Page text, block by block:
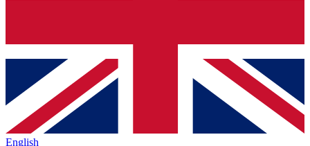
English